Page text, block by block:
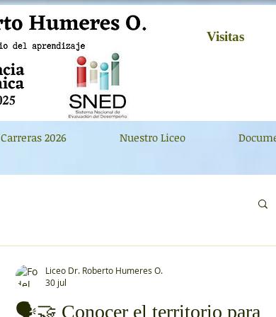
Visitas
Carreras 2026 Nuestro Liceo
🗣️🤝 Conocer el territorio para
Liceo Dr. Roberto Humeres O.
30 jul